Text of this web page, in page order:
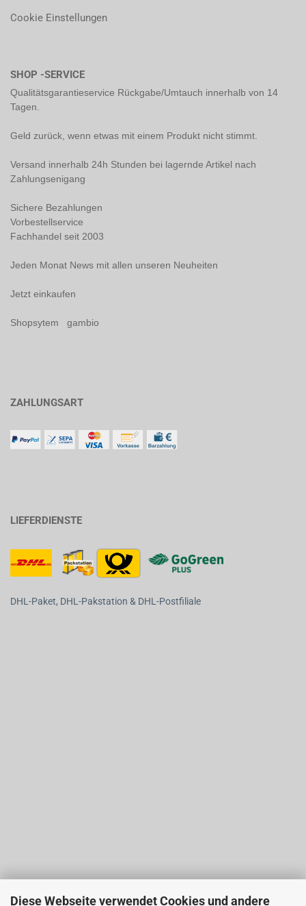
Diese Webseite verwendet Cookies und andere
Cookie Einstellungen
SHOP -SERVICE
Qualitätsgarantieservice Rückgabe/Umtauch innerhalb von 14
Tagen.
Geld zurück, wenn etwas mit einem Produkt nicht stimmt.
Versand innerhalb 24h Stunden bei lagernde Artikel nach
Zahlungsenigang
Sichere Bezahlungen
Vorbestellservice
Fachhandel seit 2003
Jeden Monat News mit allen unseren Neuheiten
Jetzt einkaufen
Shopsytem gambio
ZAHLUNGSART
LIEFERDIENSTE
DHL-Paket, DHL-Pakstation & DHL-Postfiliale